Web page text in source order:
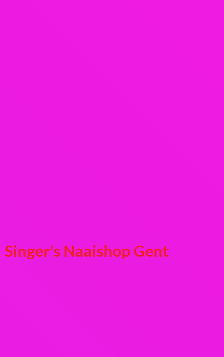
Singer's Naaishop Gent